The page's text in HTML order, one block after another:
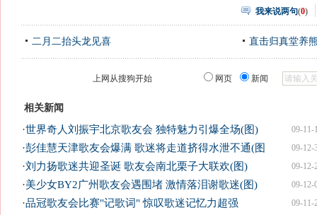
我来说两句(0)
二月二抬头龙见喜 直击归真堂养
上网从搜狗开始 网页 新闻
相关新闻
09-11-
·世界奇人刘振宇北京歌友会 独特魅力引爆全场(图)
09-12-
·彭佳慧天津歌友会爆满 歌迷将走道挤得水泄不通(图
09-12-
·刘力扬歌迷共迎圣诞 歌友会南北栗子大联欢(图)
09-12-
·美少女BY2广州歌友会遇围堵 激情落泪谢歌迷(图)
09-11-
·品冠歌友会比赛"记歌词" 惊叹歌迷记忆力超强